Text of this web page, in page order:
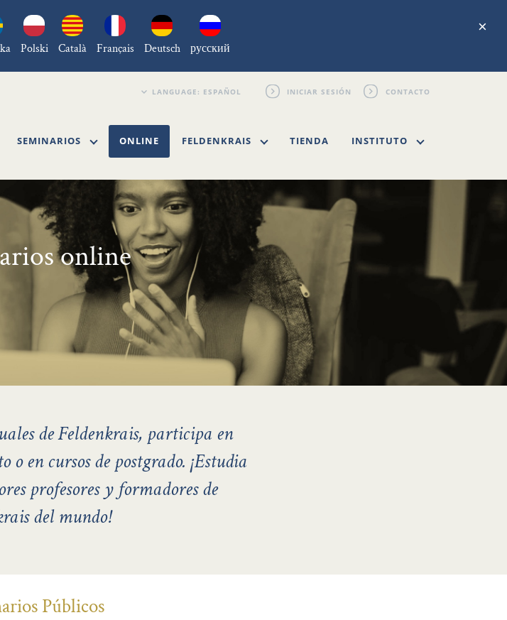
Polski Català Français Deutsch русский
×
INICIAR SESIÓN CONTACTO
SEMINARIOS ONLINE FELDENKRAIS TIENDA INSTITUTO
online
de Feldenkrais, participa en
o en cursos de postgrado. ¡Estudia
profesores y formadores de
del mundo!
Públicos